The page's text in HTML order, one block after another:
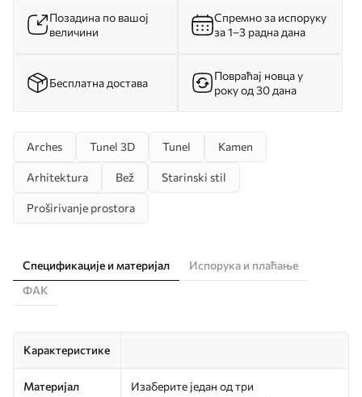
Позадина по вашој
величини
Спремно за испоруку
за 1–3 радна дана
Бесплатна достава
Повраћај новца у
року од 30 дана
Arches Tunel 3D Tunel Kamen
Arhitektura Bež Starinski stil
Proširivanje prostora
Спецификације и материјал
Испорука и плаћање
ФАК
Карактеристике
Материјал
Изаберите један од три